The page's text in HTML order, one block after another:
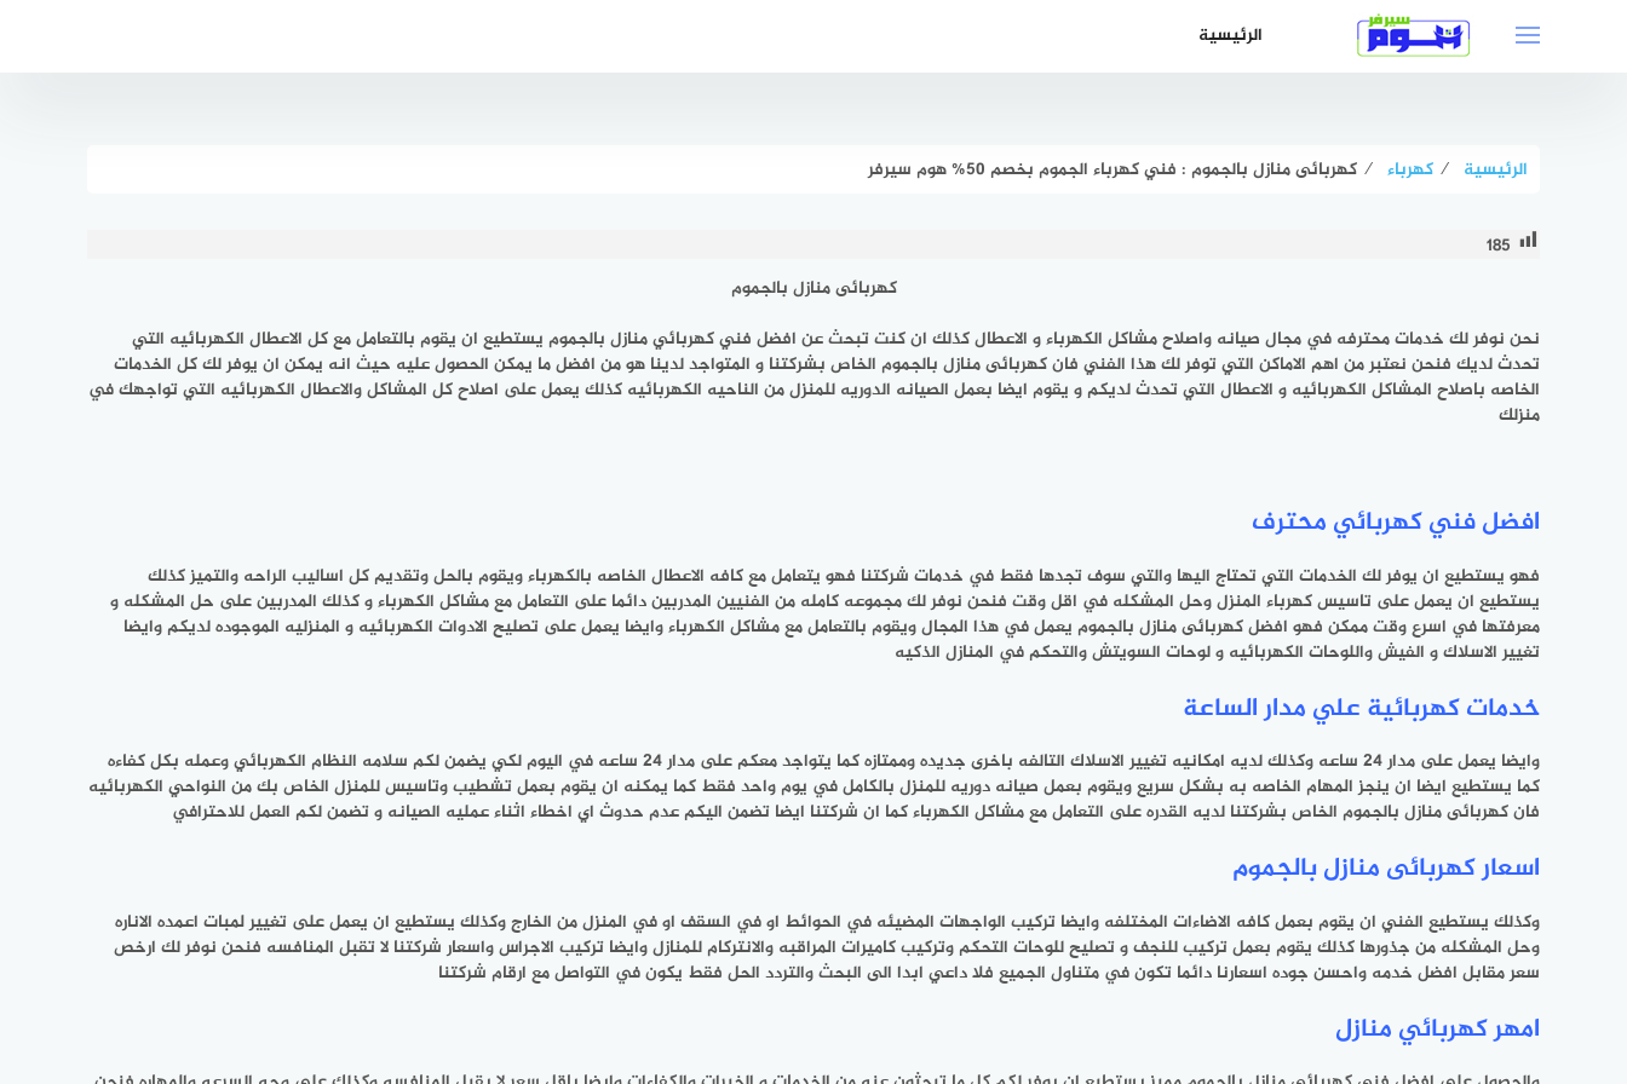
الرئيسية
الرئيسية ⁄ كهرباء ⁄ كهربائى منازل بالجموم : فني كهرباء الجموم بخصم 50% هوم سيرفر
185
كهربائى منازل بالجموم
نحن نوفر لك خدمات محترفه في مجال صيانه واصلاح مشاكل الكهرباء و الاعطال كذلك ان كنت تبحث عن افضل فنيكهربائي منازل بالجموم يستطيع ان يقوم بالتعامل مع كل الاعطال الكهربائيه التي
تحدث لديك فنحن نعتبر من اهم الاماكن التي توفر لك هذا الفني فان كهربائى منازل بالجموم الخاص بشركتنا و المتواجد لدينا هو من افضل ما يمكن الحصول عليه حيث انه يمكن ان يوفر لك كل الخدمات
الخاصه باصلاح المشاكل الكهربائيه و الاعطال التي تحدث لديكم و يقوم ايضا بعمل الصيانه الدوريه للمنزل من الناحيه الكهربائيه كذلك يعمل على اصلاح كل المشاكل والاعطال الكهربائيه التي تواجهك في
منزلك
افضل فني كهربائي محترف
فهو يستطيع ان يوفر لك الخدمات التي تحتاج اليها والتي سوف تجدها فقط في خدمات شركتنا فهو يتعامل مع كافه الاعطال الخاصه بالكهرباء ويقوم بالحل وتقديم كل اساليب الراحه والتميز كذلك
يستطيع ان يعمل على تاسيس كهرباء المنزل وحل المشكله في اقل وقت فنحن نوفر لك مجموعه كامله من الفنيين المدربين دائما على التعامل مع مشاكل الكهرباء و كذلك المدربين على حل المشكله و
معرفتها في اسرع وقت ممكن فهو افضلكهربائى منازل بالجموم يعمل في هذا المجال ويقوم بالتعامل مع مشاكل الكهرباء وايضا يعمل على تصليح الادوات الكهربائيه و المنزليه الموجوده لديكم وايضا
تغيير الاسلاك و الفيش واللوحات الكهربائيه و لوحات السويتش والتحكم في المنازل الذكيه
خدمات كهربائية علي مدار الساعة
وايضا يعمل على مدار 24 ساعه وكذلك لديه امكانيه تغيير الاسلاك التالفه باخرى جديده وممتازه كما يتواجد معكم على مدار 24 ساعه في اليوم لكي يضمن لكم سلامه النظام الكهربائي وعمله بكل كفاءه
كما يستطيع ايضا ان ينجز المهام الخاصه به بشكل سريع ويقوم بعمل صيانه دوريه للمنزل بالكامل في يوم واحد فقط كما يمكنه ان يقوم بعمل تشطيب وتاسيس للمنزل الخاص بك من النواحي الكهربائيه
فانكهربائى منازل بالجموم الخاص بشركتنا لديه القدره على التعامل مع مشاكل الكهرباء كما ان شركتنا ايضا تضمن اليكم عدم حدوث اي اخطاء اثناء عمليه الصيانه و تضمن لكم العمل للاحترافي
اسعار كهربائى منازل بالجموم
وكذلك يستطيع الفني ان يقوم بعمل كافه الاضاءات المختلفه وايضا تركيب الواجهات المضيئه في الحوائط او في السقف او في المنزل من الخارج وكذلك يستطيع ان يعمل على تغيير لمبات اعمده الاناره
وحل المشكله من جذورها كذلك يقوم بعمل تركيب للنجف و تصليح للوحات التحكم وتركيب كاميرات المراقبه والانتركام للمنازل وايضا تركيب الاجراس واسعار شركتنا لا تقبل المنافسه فنحن نوفر لك ارخص
سعر مقابل افضل خدمه واحسن جوده اسعارنا دائما تكون في متناول الجميع فلا داعي ابدا الى البحث والتردد الحل فقط يكون في التواصل مع ارقام شركتنا
امهر كهربائي منازل